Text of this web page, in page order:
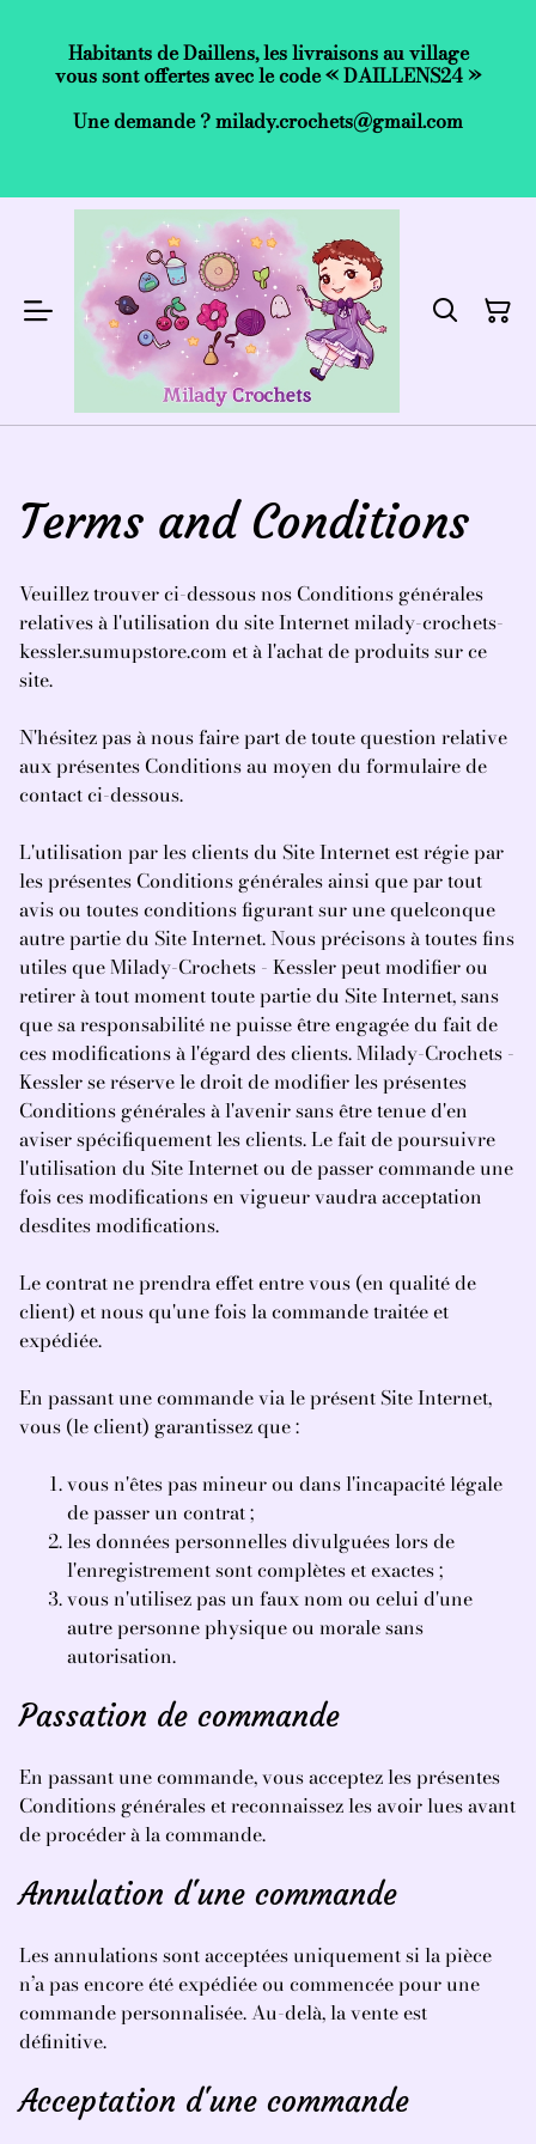
Habitants de Daillens, les livraisons au village
vous sont offertes avec le code « DAILLENS24 »
Une demande ? milady.crochets@gmail.com
Terms and Conditions
Veuillez trouver ci-dessous nos Conditions générales
relatives à l'utilisation du site Internet milady-crochets-
kessler.sumupstore.com et à l'achat de produits sur ce
site.
N'hésitez pas à nous faire part de toute question relative
aux présentes Conditions au moyen du formulaire de
contact ci-dessous.
L'utilisation par les clients du Site Internet est régie par
les présentes Conditions générales ainsi que par tout
avis ou toutes conditions figurant sur une quelconque
autre partie du Site Internet. Nous précisons à toutes fins
utiles que Milady-Crochets - Kessler peut modifier ou
retirer à tout moment toute partie du Site Internet, sans
que sa responsabilité ne puisse être engagée du fait de
ces modifications à l'égard des clients. Milady-Crochets -
Kessler se réserve le droit de modifier les présentes
Conditions générales à l'avenir sans être tenue d'en
aviser spécifiquement les clients. Le fait de poursuivre
l'utilisation du Site Internet ou de passer commande une
fois ces modifications en vigueur vaudra acceptation
desdites modifications.
Le contrat ne prendra effet entre vous (en qualité de
client) et nous qu'une fois la commande traitée et
expédiée.
En passant une commande via le présent Site Internet,
vous (le client) garantissez que :
vous n'êtes pas mineur ou dans l'incapacité légale
de passer un contrat ;
les données personnelles divulguées lors de
l'enregistrement sont complètes et exactes ;
vous n'utilisez pas un faux nom ou celui d'une
autre personne physique ou morale sans
autorisation.
Passation de commande
En passant une commande, vous acceptez les présentes
Conditions générales et reconnaissez les avoir lues avant
de procéder à la commande.
Annulation d'une commande
Les annulations sont acceptées uniquement si la pièce
n’a pas encore été expédiée ou commencée pour une
commande personnalisée. Au-delà, la vente est
définitive.
Acceptation d'une commande